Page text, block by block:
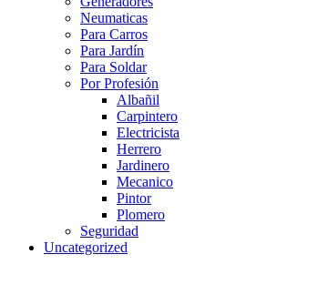
Neumaticas
Para Carros
Para Jardín
Para Soldar
Por Profesión
Albañil
Carpintero
Electricista
Herrero
Jardinero
Mecanico
Pintor
Plomero
Seguridad
Uncategorized